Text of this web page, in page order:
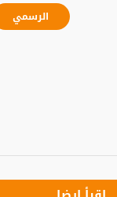
الرسمي